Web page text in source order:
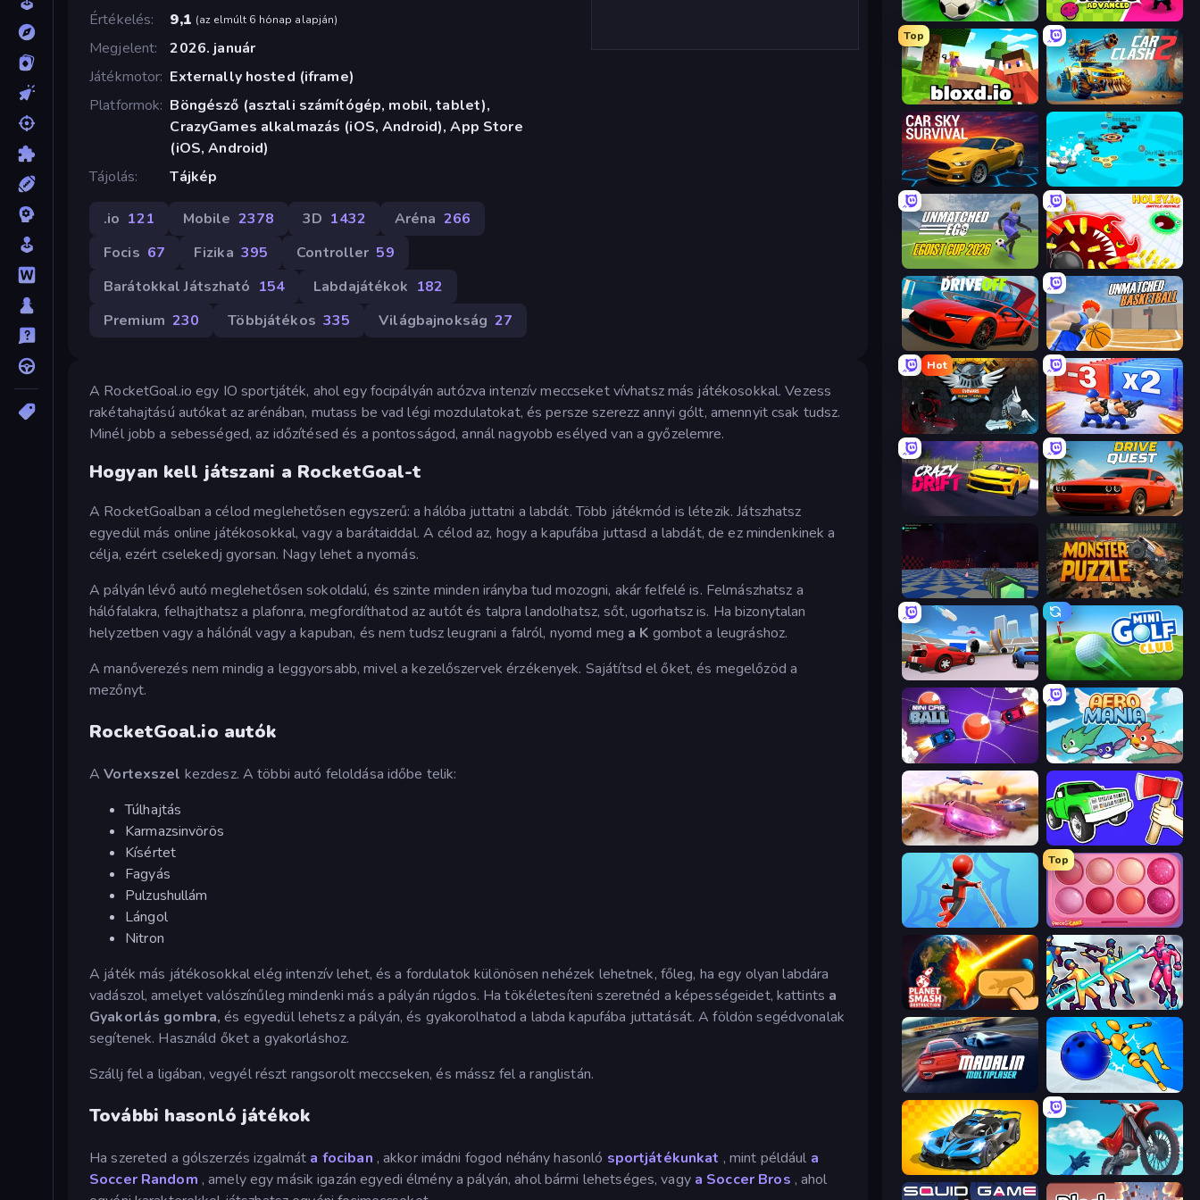
Értékelés
9,1 (az elmúlt 6 hónap alapján)
Megjelent
2026. január
Játékmotor Externally hosted (iframe)
Platformok Böngésző (asztali számítógép, mobil, tablet),
CrazyGames alkalmazás (iOS, Android), App Store
(iOS, Android)
Tájolás
Tájkép
.io 121 Mobile 2378 3D 1432 Aréna 266
Focis 67 Fizika 395 Controller 59
Barátokkal Játszható 154 Labdajátékok 182
Premium 230 Többjátékos 335 Világbajnokság 27
A RocketGoal.io egy IO sportjáték, ahol egy focipályán autózva intenzív meccseket vívhatsz más játékosokkal. Vezess
rakétahajtású autókat az arénában, mutass be vad légi mozdulatokat, és persze szerezz annyi gólt, amennyit csak tudsz.
Minél jobb a sebességed, az időzítésed és a pontosságod, annál nagyobb esélyed van a győzelemre.
Hogyan kell játszani a RocketGoal-t
A RocketGoalban a célod meglehetősen egyszerű: a hálóba juttatni a labdát. Több játékmód is létezik. Játszhatsz
egyedül más online játékosokkal, vagy a barátaiddal. A célod az, hogy a kapufába juttasd a labdát, de ez mindenkinek a
célja, ezért cselekedj gyorsan. Nagy lehet a nyomás.
A pályán lévő autó meglehetősen sokoldalú, és szinte minden irányba tud mozogni, akár felfelé is. Felmászhatsz a
hálófalakra, felhajthatsz a plafonra, megfordíthatod az autót és talpra landolhatsz, sőt, ugorhatsz is. Ha bizonytalan
helyzetben vagy a hálónál vagy a kapuban, és nem tudsz leugrani a falról, nyomd meg a K gombot a leugráshoz.
A manőverezés nem mindig a leggyorsabb, mivel a kezelőszervek érzékenyek. Sajátítsd el őket, és megelőzöd a
mezőnyt.
RocketGoal.io autók
AVortexszel kezdesz. A többi autó feloldása időbe telik:
Túlhajtás
Karmazsinvörös
Kísértet
Fagyás
Pulzushullám
Lángol
Nitron
A játék más játékosokkal elég intenzív lehet, és a fordulatok különösen nehézek lehetnek, főleg, ha egy olyan labdára
vadászol, amelyet valószínűleg mindenki más a pályán rúgdos. Ha tökéletesíteni szeretnéd a képességeidet, kattints a
Gyakorlás gombra, és egyedül lehetsz a pályán, és gyakorolhatod a labda kapufába juttatását. A földön segédvonalak
segítenek. Használd őket a gyakorláshoz.
Szállj fel a ligában, vegyél részt rangsorolt meccseken, és mássz fel a ranglistán.
További hasonló játékok
Ha szereted a gólszerzés izgalmát a fociban , akkor imádni fogod néhány hasonló sportjátékunkat , mint például a
Soccer Random , amely egy másik igazán egyedi élmény a pályán, ahol bármi lehetséges, vagy a Soccer Bros , ahol
CarBall.io Brawl Hero
Top
Bloxd.io Car Clash 2
Car Sky Survival Hand Spinner IO 3D
Holey.io Battle Royale
DriveOff Unmatched Basketball
Hot
EvoWars.io Battle Brigade
Drive Quest
Crazy Bots Monster Puzzle
DashCraft.io Mini Golf Club
Mini Car Ball Aero Mania
Ultimate Flying Car
Web Master
Top
Piece of Cake: Merge and Bake
Planet Smash Destruction Hero 3: Flying Robot
Playground Man! Ragdoll Show!
GT Cars Mega Ramps Airborne Motocross